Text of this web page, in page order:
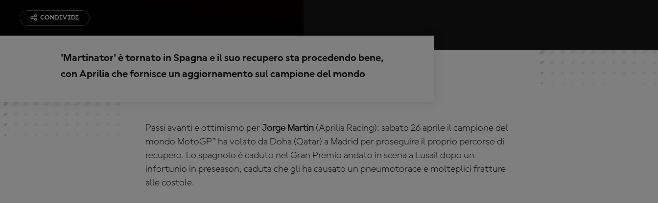
CONDIVIDI
'Martinator' è tornato in Spagna e il suo recupero sta procedendo bene,
con Aprilia che fornisce un aggiornamento sul campione del mondo
Passi avanti e ottimismo per Jorge Martin (Aprilia Racing): sabato 26 aprile il campione del
mondo MotoGP™ ha volato da Doha (Qatar) a Madrid per proseguire il proprio percorso di
recupero. Lo spagnolo è caduto nel Gran Premio andato in scena a Lusail dopo un
infortunio in preseason, caduta che gli ha causato un pneumotorace e molteplici fratture
alle costole.